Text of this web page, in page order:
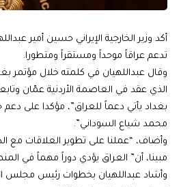
أكد وزير الخارجية الإيراني حسين أمير
تدعم عراقاً موحداً ومستقراً ومتطورا.
وقال عبداللهيان في كلمته خلال مؤتمر
الذي عقد في العاصمة الأردنية عمّان
بغداد يأتي دعماً للعراق”، مؤكدا على
محمد شياع السوداني”.
وأضاف، “عملنا على تطوير العلاقات مع
مبينا، أن” العراق يؤدي دوراً مهماً في
وأشاد عبداللهيان بخطوات رئيس مجلس